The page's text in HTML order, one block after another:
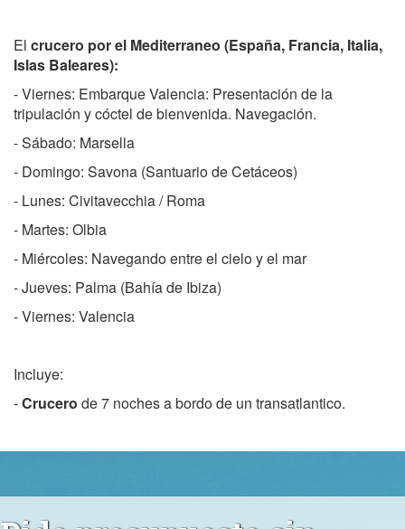
El crucero por el Mediterraneo (España, Francia, Italia,
Islas Baleares):
- Viernes: Embarque Valencia: Presentación de la
tripulación y cóctel de bienvenida. Navegación.
- Sábado: Marsella
- Domingo: Savona (Santuario de Cetáceos)
- Lunes: Civitavecchia / Roma
- Martes: Olbia
- Miércoles: Navegando entre el cielo y el mar
- Jueves: Palma (Bahía de Ibiza)
- Viernes: Valencia
Incluye:
-Crucero de 7 noches a bordo de un transatlantico.